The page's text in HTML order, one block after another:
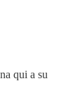
qui a su